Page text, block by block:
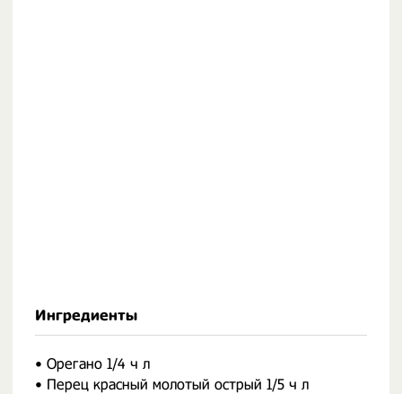
Ингредиенты
• Орегано 1/4 ч л
• Перец красный молотый острый 1/5 ч л